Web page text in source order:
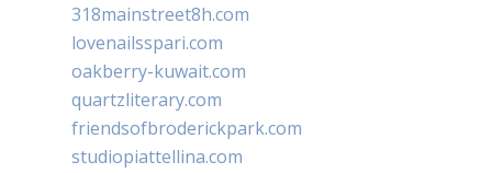
318mainstreet8h.com
lovenailsspari.com
oakberry-kuwait.com
quartzliterary.com
friendsofbroderickpark.com
studiopiattellina.com